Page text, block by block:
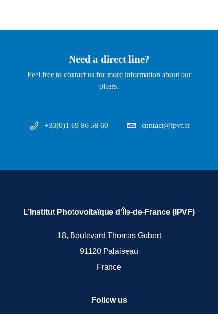
Need a direct line?
Feel free to contact us for more information about our
offers.
+33(0)1 69 86 58 60 contact@ipvf.fr
L’Institut Photovoltaïque d’Île-de-France (IPVF)
18, Boulevard Thomas Gobert
91120 Palaiseau
France
Follow us